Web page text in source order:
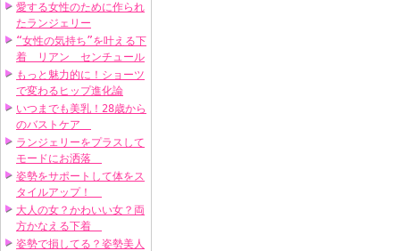
愛する女性のために作られ
たランジェリー
“女性の気持ち”を叶える下
着 リアン センチュール
もっと魅力的に！ショーツ
で変わるヒップ進化論
いつまでも美乳！28歳から
のバストケア
ランジェリーをプラスして
モードにお洒落
姿勢をサポートして体をス
タイルアップ！
大人の女？かわいい女？両
方かなえる下着
姿勢で損してる？姿勢美人